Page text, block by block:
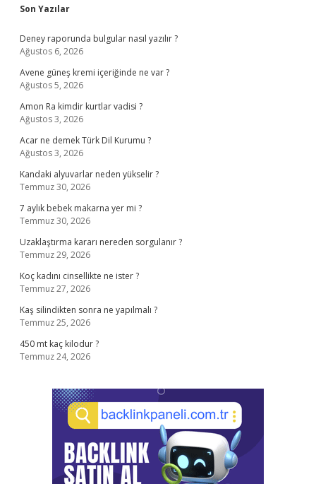
Sidebar
Son Yazılar
Deney raporunda bulgular nasıl yazılır ?
Ağustos 6, 2026
Avene güneş kremi içeriğinde ne var ?
Ağustos 5, 2026
Amon Ra kimdir kurtlar vadisi ?
Ağustos 3, 2026
Acar ne demek Türk Dil Kurumu ?
Ağustos 3, 2026
Kandaki alyuvarlar neden yükselir ?
Temmuz 30, 2026
7 aylık bebek makarna yer mi ?
Temmuz 30, 2026
Uzaklaştırma kararı nereden sorgulanır ?
Temmuz 29, 2026
Koç kadını cinsellikte ne ister ?
Temmuz 27, 2026
Kaş silindikten sonra ne yapılmalı ?
Temmuz 25, 2026
450 mt kaç kilodur ?
Temmuz 24, 2026